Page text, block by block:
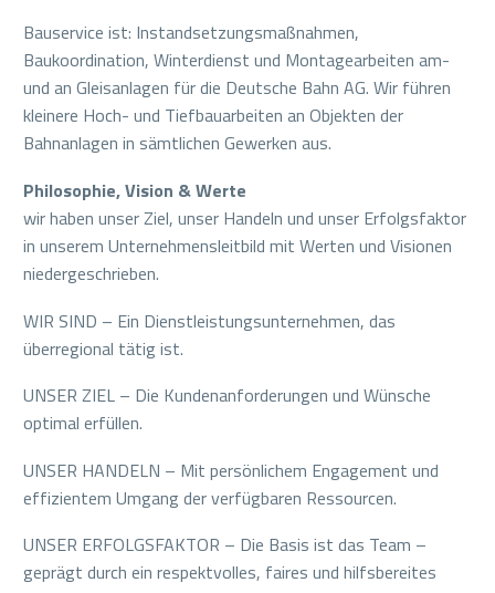
Bauservice ist: Instandsetzungsmaßnahmen,
Baukoordination, Winterdienst und Montagearbeiten am-
und an Gleisanlagen für die Deutsche Bahn AG. Wir führen
kleinere Hoch- und Tiefbauarbeiten an Objekten der
Bahnanlagen in sämtlichen Gewerken aus.
Philosophie, Vision & Werte
wir haben unser Ziel, unser Handeln und unser Erfolgsfaktor
in unserem Unternehmensleitbild mit Werten und Visionen
niedergeschrieben.
WIR SIND – Ein Dienstleistungsunternehmen, das
überregional tätig ist.
UNSER ZIEL – Die Kundenanforderungen und Wünsche
optimal erfüllen.
UNSER HANDELN – Mit persönlichem Engagement und
effizientem Umgang der verfügbaren Ressourcen.
UNSER ERFOLGSFAKTOR – Die Basis ist das Team –
geprägt durch ein respektvolles, faires und hilfsbereites